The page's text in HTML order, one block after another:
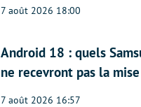
7 août 2026 18:00
Android 18 : quels
ne recevront pas la
7 août 2026 16:57